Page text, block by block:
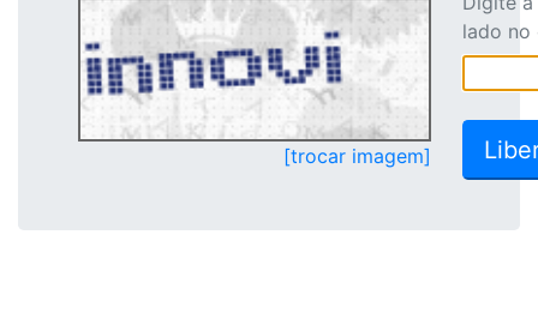
[trocar imagem]
lado no